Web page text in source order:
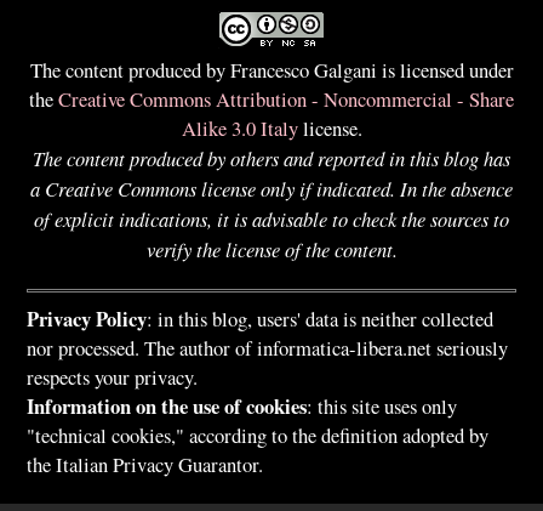
The content produced by Francesco Galgani is licensed under
theCreative Commons Attribution - Noncommercial - Share
Alike 3.0 Italylicense.
The content produced by others and reported in this blog has
a Creative Commons license only if indicated. In the absence
of explicit indications, it is advisable to check the sources to
verify the license of the content.
Privacy Policy: in this blog, users' data is neither collected
nor processed. The author of informatica-libera.net seriously
respects your privacy.
Information on the use of cookies: this site uses only
"technical cookies," according to the definition adopted by
the Italian Privacy Guarantor.